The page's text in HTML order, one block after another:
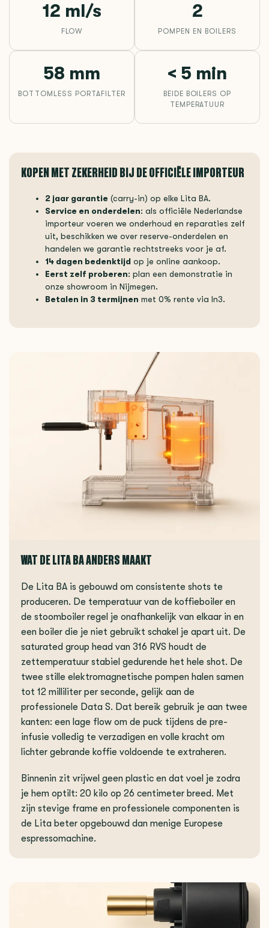
12 ml/s
FLOW
2
POMPEN EN BOILERS
58 mm
BOTTOMLESS PORTAFILTER
< 5 min
BEIDE BOILERS OP
TEMPERATUUR
KOPEN MET ZEKERHEID BIJ DE OFFICIËLE IMPORTEUR
2 jaar garantie (carry-in) op elke Lita BA.
Service en onderdelen: als officiële Nederlandse
importeur voeren we onderhoud en reparaties zelf
uit, beschikken we over reserve-onderdelen en
handelen we garantie rechtstreeks voor je af.
14 dagen bedenktijd op je online aankoop.
Eerst zelf proberen: plan een demonstratie in
onze showroom in Nijmegen.
Betalen in 3 termijnen met 0% rente via In3.
WAT DE LITA BA ANDERS MAAKT
De Lita BA is gebouwd om consistente shots te
produceren. De temperatuur van de koffieboiler en
de stoomboiler regel je onafhankelijk van elkaar in en
een boiler die je niet gebruikt schakel je apart uit. De
saturated group head van 316 RVS houdt de
zettemperatuur stabiel gedurende het hele shot. De
twee stille elektromagnetische pompen halen samen
tot 12 milliliter per seconde, gelijk aan de
professionele Data S. Dat bereik gebruik je aan twee
kanten: een lage flow om de puck tijdens de pre-
infusie volledig te verzadigen en volle kracht om
lichter gebrande koffie voldoende te extraheren.
Binnenin zit vrijwel geen plastic en dat voel je zodra
je hem optilt: 20 kilo op 26 centimeter breed. Met
zijn stevige frame en professionele componenten is
de Lita beter opgebouwd dan menige Europese
espressomachine.